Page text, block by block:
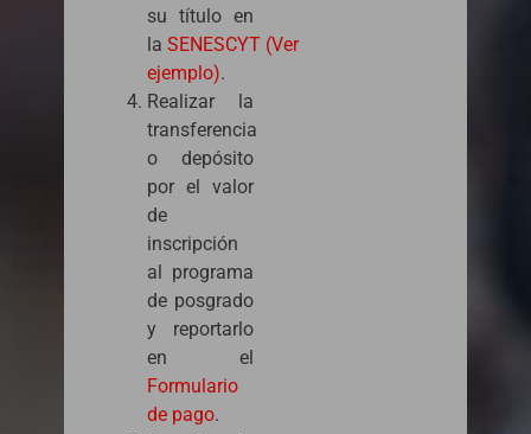
su título en
la SENESCYT (Ver
ejemplo).
Realizar la
transferencia
o depósito
por el valor
de
inscripción
al programa
de posgrado
y reportarlo
en el
Formulario
de pago.